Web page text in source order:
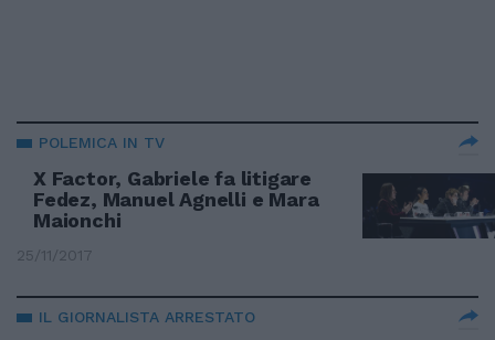
POLEMICA IN TV
X Factor, Gabriele fa litigare
Fedez, Manuel Agnelli e Mara
Maionchi
25/11/2017
IL GIORNALISTA ARRESTATO